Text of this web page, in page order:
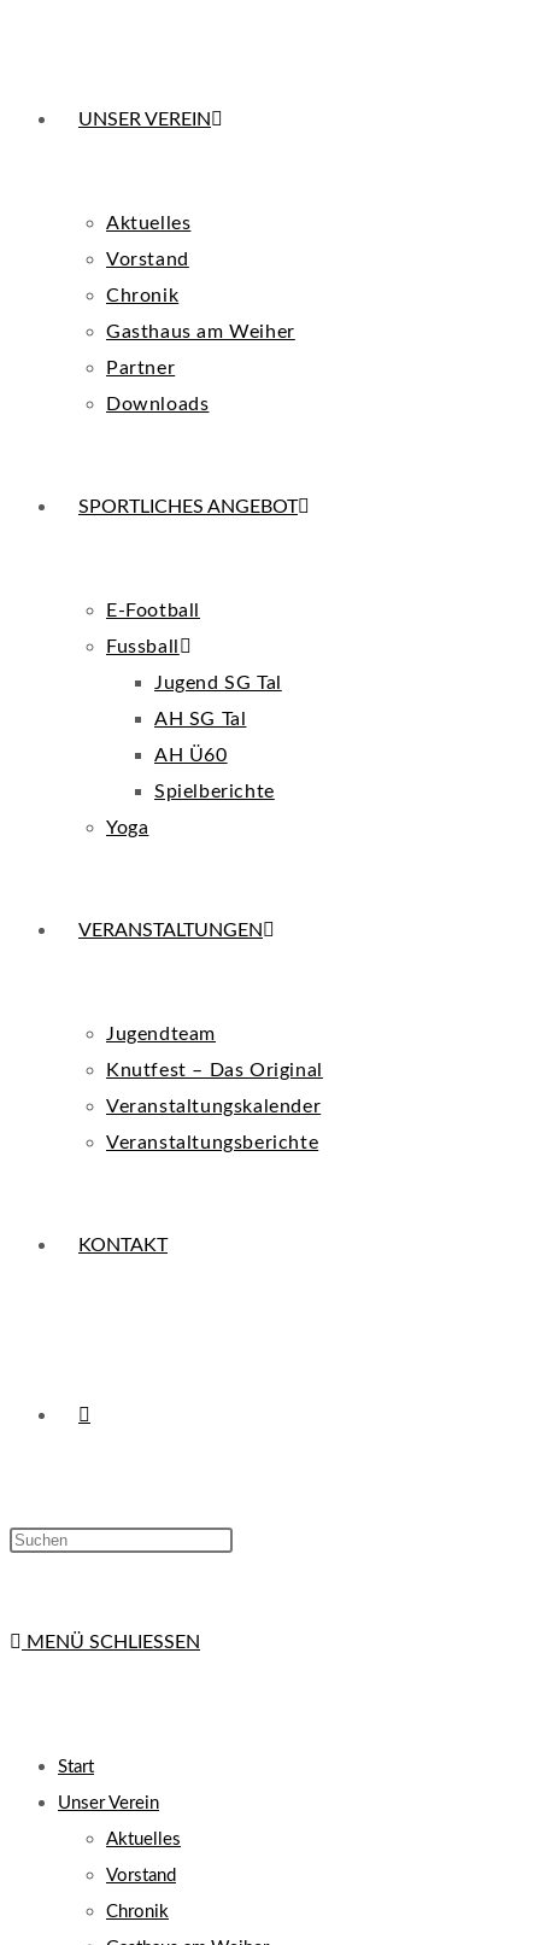
UNSER VEREIN
Aktuelles
Vorstand
Chronik
Gasthaus am Weiher
Partner
Downloads
SPORTLICHES ANGEBOT
E-Football
Fussball
Jugend SG Tal
AH SG Tal
AH Ü60
Spielberichte
Yoga
VERANSTALTUNGEN
Jugendteam
Knutfest – Das Original
Veranstaltungskalender
Veranstaltungsberichte
KONTAKT
WEBSITE-
MENÜ SCHLIESSEN
Start
Unser Verein
Aktuelles
Vorstand
Chronik